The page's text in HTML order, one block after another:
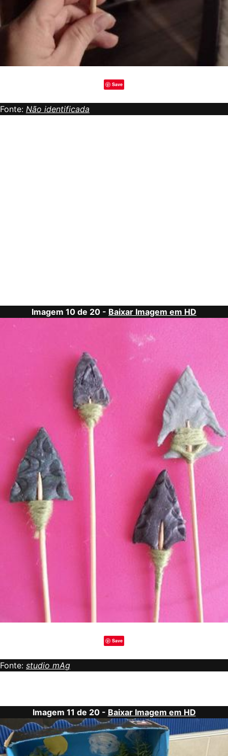
Save
Fonte: Não identificada
Imagem 10 de 20 - Baixar Imagem em HD
Save
Fonte: studio mAg
Imagem 11 de 20 - Baixar Imagem em HD